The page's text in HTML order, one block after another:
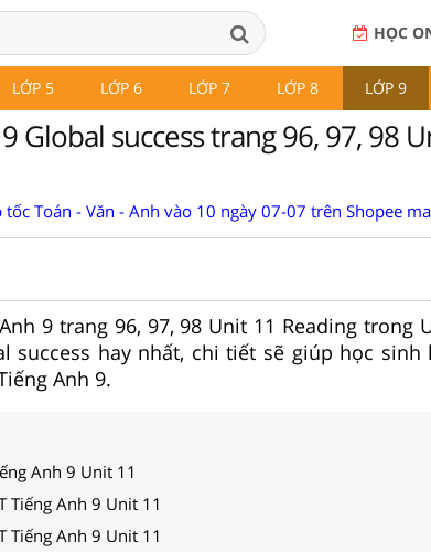
HỌC
LỚP 5 LỚP 6 LỚP 7 LỚP 8 LỚP 9
Global success trang 96, 97, 98
tốc Toán - Văn - Anh vào 10 ngày 07-07 trên Shopee
9 trang 96, 97, 98 Unit 11 Reading trong
success hay nhất, chi tiết sẽ giúp học
Anh 9.
Anh 9 Unit 11
Tiếng Anh 9 Unit 11
Tiếng Anh 9 Unit 11